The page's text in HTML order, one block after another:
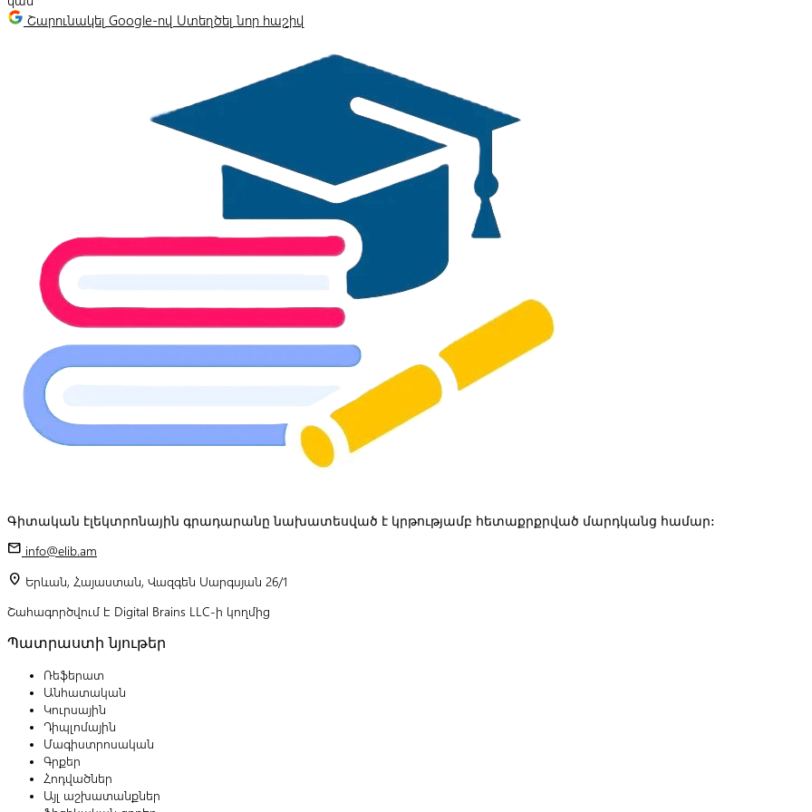
Շարունակել Google-ով Ստեղծել նոր հաշիվ
Գիտական էլեկտրոնային գրադարանը նախատեսված է կրթությամբ հետաքրքրված մարդկանց համար:
mail info@elib.am
location_on Երևան, Հայաստան, Վազգեն Սարգսյան 26/1
Շահագործվում է Digital Brains LLC-ի կողմից
Պատրաստի նյութեր
Ռեֆերատ
Անհատական
Կուրսային
Դիպլոմային
Մագիստրոսական
Գրքեր
Հոդվածներ
Այլ աշխատանքներ